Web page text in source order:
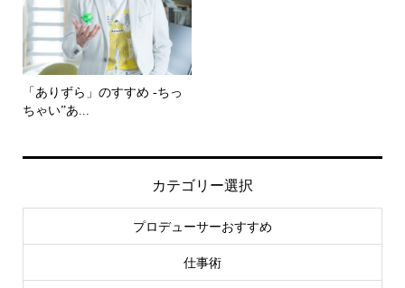
「ありずら」のすすめ -ちっ
ちゃい”あ...
カテゴリー選択
プロデューサーおすすめ
仕事術